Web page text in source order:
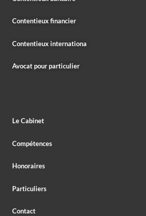
Contentieux financier
Contentieux internationa
Avocat pour particulier
Le Cabinet
Compétences
Honoraires
Particuliers
Contact